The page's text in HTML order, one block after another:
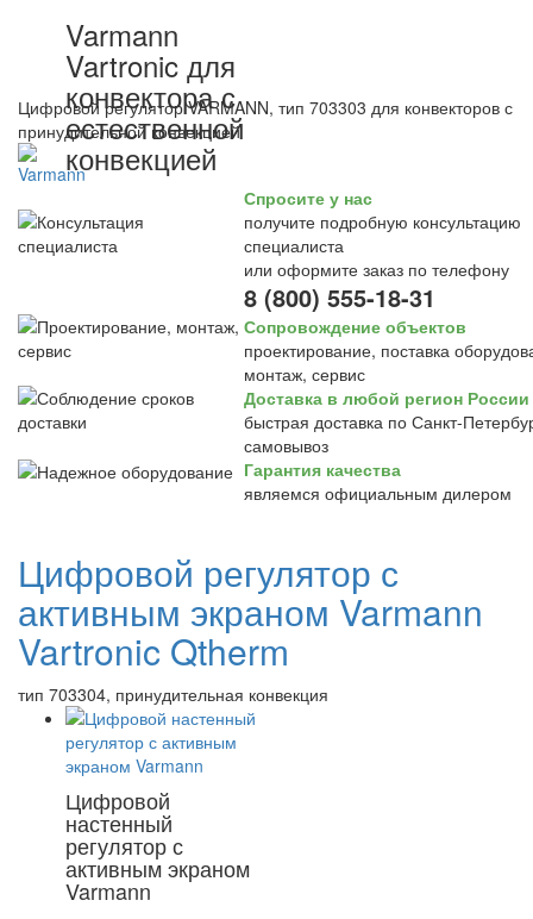
Varmann
Vartronic для
конвектора с
естественной
конвекцией
Цифровой регулятор VARMANN, тип 703303 для конвекторов с
принудительной конвекцией
Спросите у нас
получите подробную консультацию
специалиста
или оформите заказ по телефону
8 (800) 555-18-31
Сопровождение объектов
проектирование, поставка
монтаж, сервис
Доставка в любой регион России
быстрая доставка по Санкт-
самовывоз
Гарантия качества
являемся официальным дилером
Цифровой регулятор с
активным экраном Varmann
Vartronic Qtherm
тип 703304, принудительная конвекция
Цифровой
настенный
регулятор с
активным экраном
Varmann